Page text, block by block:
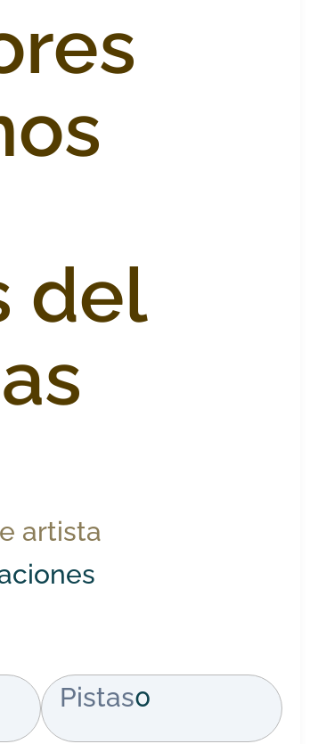
del
artista
Pistas0